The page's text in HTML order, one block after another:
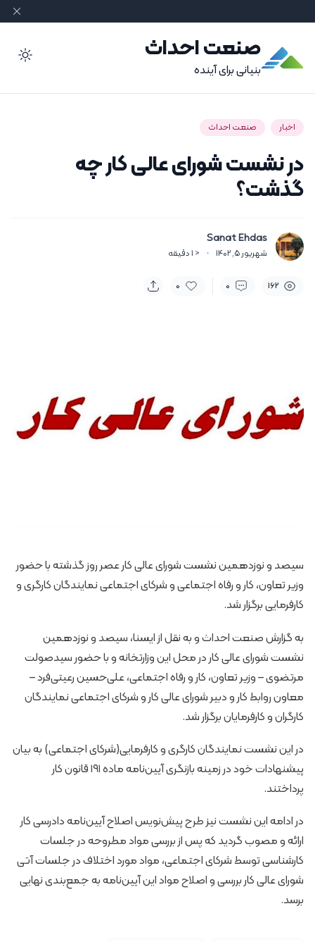
صنعت احداث
بنیانی برای آینده
اخبار صنعت احداث
در نشست شورای عالی کار چه
گذشت؟
Sanat Ehdas
شهریور 5, 1402 ·
< 1 دقیقه
162
0
0
سیصد و نوزدهمین نشست شورای عالی کار عصر روز گذشته با حضور
وزیر تعاون، کار و رفاه اجتماعی و شرکای اجتماعی نمایندگان کارگری و
کارفرمایی برگزار شد.
به گزارش صنعت احداث و به نقل از ایسنا، سیصد و نوزدهمین
نشست شورای عالی کار در محل این وزارتخانه و با حضور سیدصولت
مرتضوی – وزیر تعاون، کار و رفاه اجتماعی، علی‌حسین رعیتی‌فرد –
معاون روابط کار و دبیر شورای عالی کار و شرکای اجتماعی نمایندگان
کارگران و کارفرمایان برگزار شد.
در این نشست نمایندگان کارگری و کارفرمایی(شرکای اجتماعی) به بیان
پیشنهادات خود در زمینه بازنگری آیین‌نامه ماده ۱۹۱ قانون کار
پرداختند.
در ادامه این نشست نیز طرح پیش‌نویس اصلاح آیین‌نامه دادرسی کار
ارائه و مصوب گردید که پس از بررسی مواد مطروحه در جلسات
کارشناسی توسط شرکای اجتماعی، مواد مورد اختلاف در جلسات آتی
شورای عالی کار بررسی و اصلاح مواد این آیین‌نامه به جمع‌بندی نهایی
برسد.